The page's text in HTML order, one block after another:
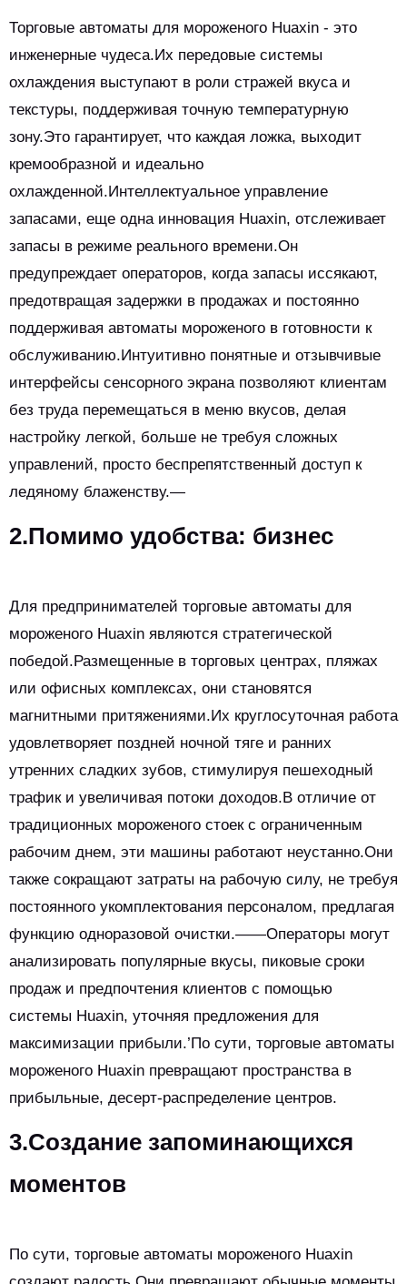
Торговые автоматы для мороженого Huaxin - это
инженерные чудеса.Их передовые системы
охлаждения выступают в роли стражей вкуса и
текстуры, поддерживая точную температурную
зону.Это гарантирует, что каждая ложка, выходит
кремообразной и идеально
охлажденной.Интеллектуальное управление
запасами, еще одна инновация Huaxin, отслеживает
запасы в режиме реального времени.Он
предупреждает операторов, когда запасы иссякают,
предотвращая задержки в продажах и постоянно
поддерживая автоматы мороженого в готовности к
обслуживанию.Интуитивно понятные и отзывчивые
интерфейсы сенсорного экрана позволяют клиентам
без труда перемещаться в меню вкусов, делая
настройку легкой, больше не требуя сложных
управлений, просто беспрепятственный доступ к
ледяному блаженству.—
2.Помимо удобства: бизнес
Для предпринимателей торговые автоматы для
мороженого Huaxin являются стратегической
победой.Размещенные в торговых центрах, пляжах
или офисных комплексах, они становятся
магнитными притяжениями.Их круглосуточная работа
удовлетворяет поздней ночной тяге и ранних
утренних сладких зубов, стимулируя пешеходный
трафик и увеличивая потоки доходов.В отличие от
традиционных мороженого стоек с ограниченным
рабочим днем, эти машины работают неустанно.Они
также сокращают затраты на рабочую силу, не требуя
постоянного укомплектования персоналом, предлагая
функцию одноразовой очистки.——Операторы могут
анализировать популярные вкусы, пиковые сроки
продаж и предпочтения клиентов с помощью
системы Huaxin, уточняя предложения для
максимизации прибыли.’По сути, торговые автоматы
мороженого Huaxin превращают пространства в
прибыльные, десерт-распределение центров.
3.Создание запоминающихся
моментов
По сути, торговые автоматы мороженого Huaxin